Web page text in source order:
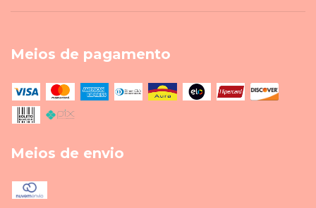
Meios de pagamento
Meios de envio